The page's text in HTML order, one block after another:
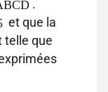
.
et que la
telle que